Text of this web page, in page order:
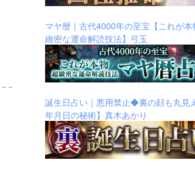
マヤ暦｜古代4000年の至宝【これが
緻密な運命解読技法】弓玉
誕生日占い｜悪用禁止◆裏の顔も丸見
年月日の秘術】真木あかり